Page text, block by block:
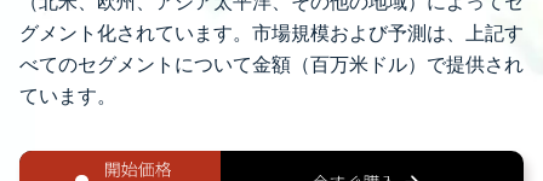
グメント化されています。市場規模および予測は、上記す
べてのセグメントについて金額（百万米ドル）で提供され
ています。